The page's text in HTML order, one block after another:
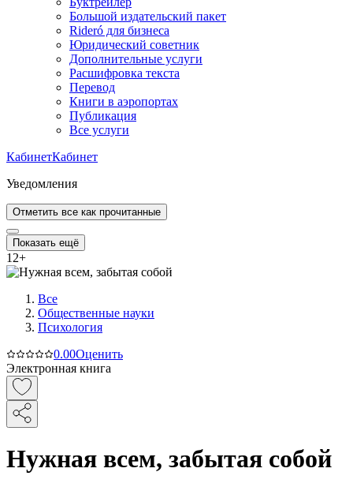
Большой издательский пакет
Rideró для бизнеса
Юридический советник
Дополнительные услуги
Расшифровка текста
Перевод
Книги в аэропортах
Публикация
Все услуги
КабинетКабинет
Уведомления
Отметить все как прочитанные
Показать ещё
12+
Все
Общественные науки
Психология
0.00Оценить
Электронная книга
Нужная всем, забытая собой